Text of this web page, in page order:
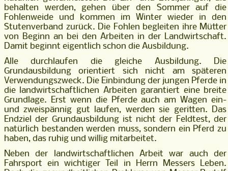
behalten werden, gehen über den Sommer auf die
Fohlenweide und kommen im Winter wieder in den
Stutenverband zurück. Die Fohlen begleiten ihre Mütter
von Beginn an bei den Arbeiten in der Landwirtschaft.
Damit beginnt eigentlich schon die Ausbildung.
Alle durchlaufen die gleiche Ausbildung. Die
Grundausbildung orientiert sich nicht am späteren
Verwendungszweck. Die Einbindung der jungen Pferde in
die landwirtschaftlichen Arbeiten garantiert eine breite
Grundlage. Erst wenn die Pferde auch am Wagen ein-
und zweispännig gut laufen, werden sie geritten. Das
Endziel der Grundausbildung ist nicht der Feldtest, der
natürlich bestanden werden muss, sondern ein Pferd zu
haben, das ruhig und willig mitarbeitet.
Neben der landwirtschaftlichen Arbeit war auch der
Fahrsport ein wichtiger Teil in Herrn Messers Leben.